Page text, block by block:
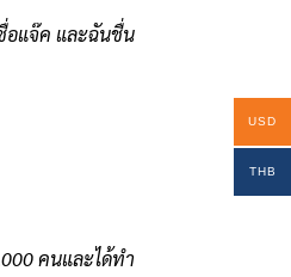
อแจ๊ค และฉันชื่น
คนและได้ทำ
USD
THB